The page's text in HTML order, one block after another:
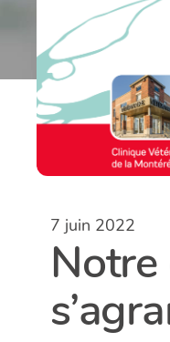
7 juin 2022
Notre